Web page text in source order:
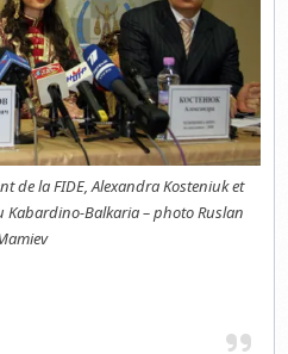
de la FIDE, Alexandra Kosteniuk et
Kabardino-Balkaria – photo Ruslan